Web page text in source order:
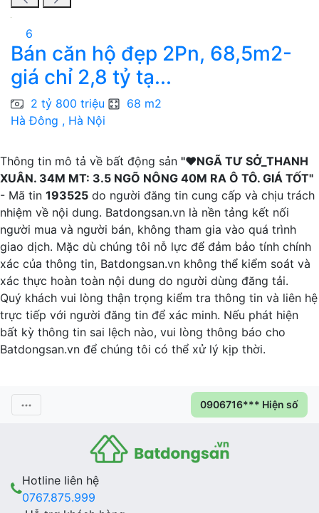
6
Bán căn hộ đẹp 2Pn, 68,5m2-
giá chỉ 2,8 tỷ tạ...
2 tỷ 800 triệu
68 m2
Hà Đông , Hà Nội
Thông tin mô tả về bất động sản "❤️NGÃ TƯ SỞ_THANH
XUÂN. 34M MT: 3.5 NGÕ NÔNG 40M RA Ô TÔ. GIÁ TỐT"
- Mã tin 193525 do người đăng tin cung cấp và chịu trách
nhiệm về nội dung. Batdongsan.vn là nền tảng kết nối
người mua và người bán, không tham gia vào quá trình
giao dịch. Mặc dù chúng tôi nỗ lực để đảm bảo tính chính
xác của thông tin, Batdongsan.vn không thể kiểm soát và
xác thực hoàn toàn nội dung do người dùng đăng tải.
Quý khách vui lòng thận trọng kiểm tra thông tin và liên hệ
trực tiếp với người đăng tin để xác minh. Nếu phát hiện
bất kỳ thông tin sai lệch nào, vui lòng thông báo cho
Batdongsan.vn để chúng tôi có thể xử lý kịp thời.
0906716*** Hiện số
Hotline liên hệ
0767.875.999